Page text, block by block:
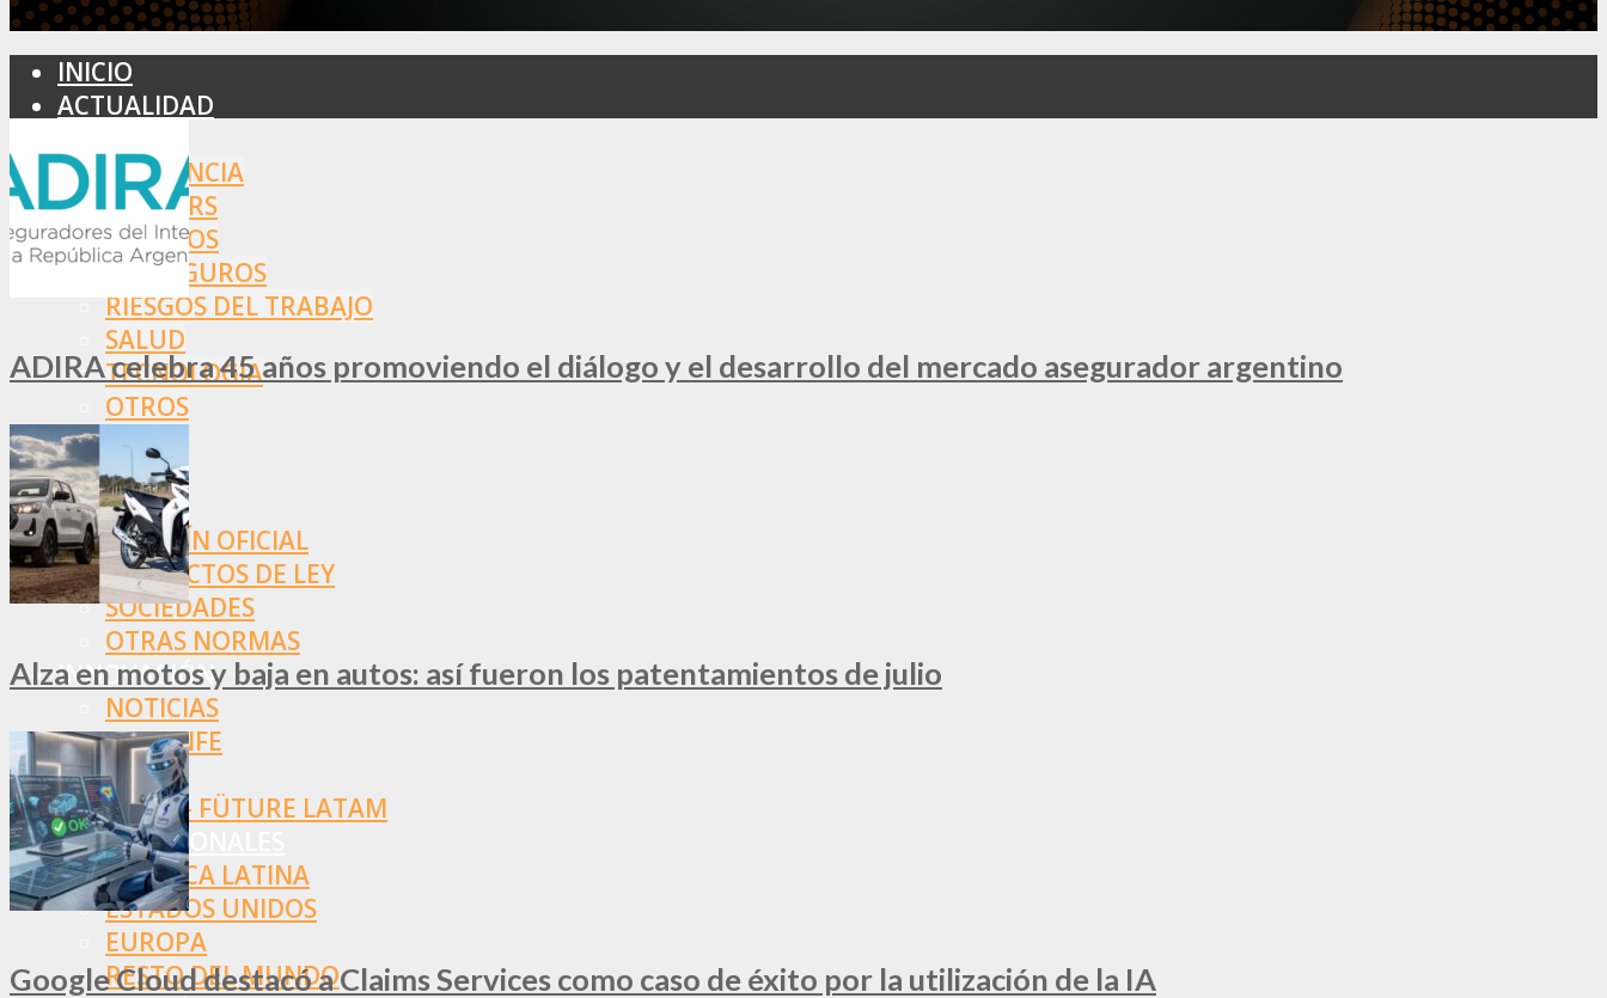
INICIO
ACTUALIDAD
ASISTENCIA
BROKERS
SEGUROS
REASEGUROS
RIESGOS DEL TRABAJO
SALUD
TECNOLOGÍA
OTROS
NORMAS
SSN
SRT
BOLETÍN OFICIAL
PROYECTOS DE LEY
SOCIEDADES
OTRAS NORMAS
INNOVACIÓN
NOTICIAS
LA CONFE
ITC
INESE – FÜTURE LATAM
INTERNACIONALES
AMÉRICA LATINA
ESTADOS UNIDOS
EUROPA
RESTO DEL MUNDO
ADIRA celebra 45 años promoviendo el diálogo y el desarrollo del mercado asegurador argentino
Alza en motos y baja en autos: así fueron los patentamientos de julio
Google Cloud destacó a Claims Services como caso de éxito por la utilización de la IA